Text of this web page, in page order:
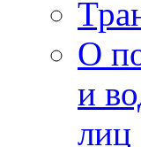
О
и
лиц